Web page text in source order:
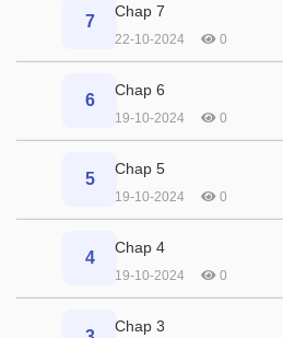
7
Chap 7
22-10-2024 0
6
Chap 6
19-10-2024 0
5
Chap 5
19-10-2024 0
4
Chap 4
19-10-2024 0
Chap 3